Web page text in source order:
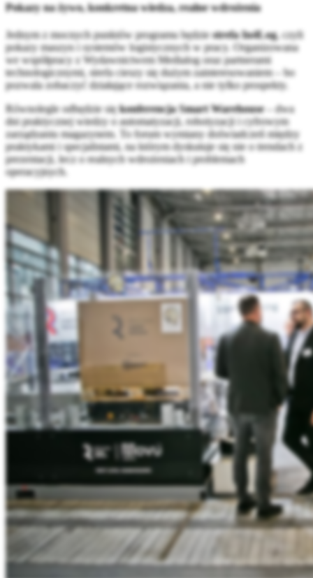
Pokazy na żywo, konkretna wiedza, realne wdrożenia
Jednym z mocnych punktów programu będziestrefa In4Log, czyli
pokazy maszyn i systemów logistycznych w pracy. Organizowana
we współpracy z Wydawnictwem Medialog oraz partnerami
technologicznymi, strefa cieszy się dużym zainteresowaniem – bo
pozwala zobaczyć działające rozwiązania, a nie tylko prospekty.
Równolegle odbędzie siękonferencja Smart Warehouse– dwa
dni praktycznej wiedzy o automatyzacji, robotyzacji i cyfrowym
zarządzaniu magazynem. To forum wymiany doświadczeń między
praktykami i specjalistami, na którym dyskutuje się nie o trendach z
prezentacji, lecz o realnych wdrożeniach i problemach
operacyjnych.